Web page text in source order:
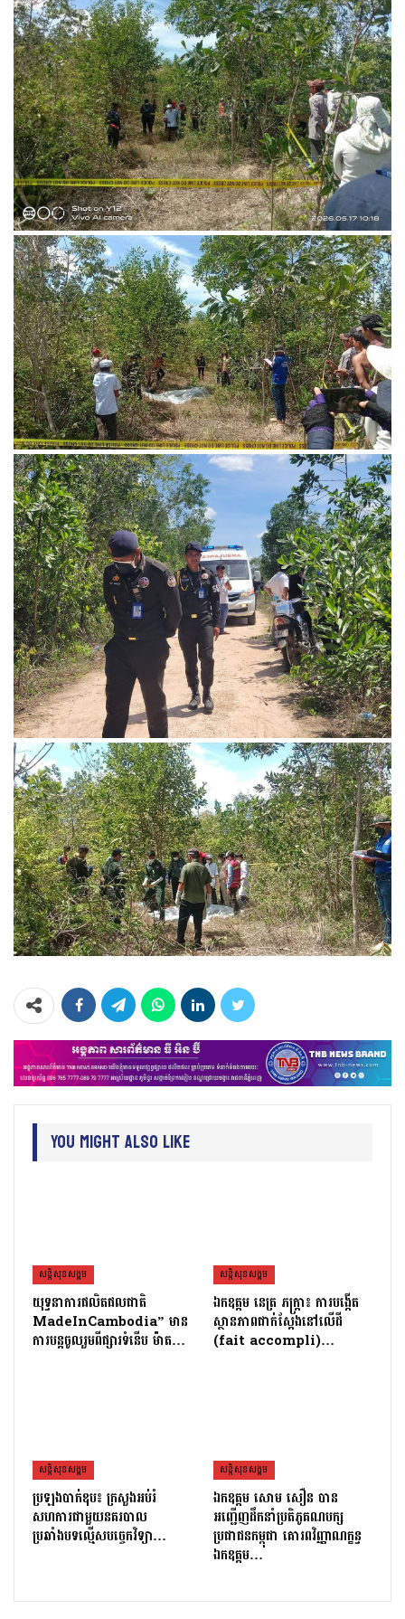
You Might Also Like
សន្តិសុខសង្គម
យុទ្ធនាការផលិតផលជាតិ
MadeInCambodia” មាន
ការបន្តចូលរួមពីផ្សារទំនើប ម៉ាត…
សន្តិសុខសង្គម
ឯកឧត្តម នេត្រ ភក្ត្រា៖ ការបង្កើត
ស្ថានភាពជាក់ស្តែងនៅលើដី
(fait accompli)…
សន្តិសុខសង្គម
ប្រឡងបាក់ឌុប៖ ក្រសួងអប់រំ
សហការជាមួយនគរបាល
ប្រឆាំងបទល្មើសបច្ចេកវិទ្យា…
សន្តិសុខសង្គម
ឯកឧត្តម សោម សឿន បាន
អញ្ជើញដឹកនាំប្រតិភូគណបក្ស
ប្រជាជនកម្ពុជា គោរពវិញ្ញាណក្ខន្ធ
ឯកឧត្តម…